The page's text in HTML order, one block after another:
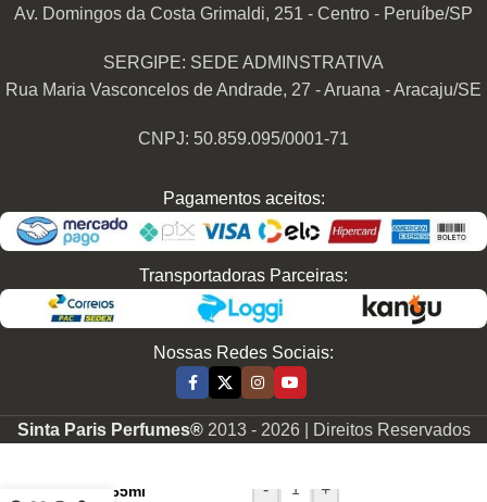
Av. Domingos da Costa Grimaldi, 251 - Centro - Peruíbe/SP
SERGIPE: SEDE ADMINSTRATIVA
Rua Maria Vasconcelos de Andrade, 27 - Aruana - Aracaju/SE
CNPJ: 50.859.095/0001-71
Pagamentos aceitos:
Transportadoras Parceiras:
Nossas Redes Sociais:
Sinta Paris Perfumes® 2013 - 2026 | Direitos Reservados
Perfume
Contratipo
F923 65ml
- +